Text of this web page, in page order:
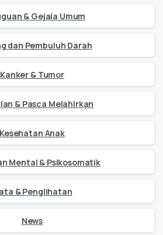
& Gejala Umum
dan Pembuluh Darah
Kanker & Tumor
& Pasca Melahirkan
Kesehatan Anak
Mental & Psikosomatik
& Penglihatan
News